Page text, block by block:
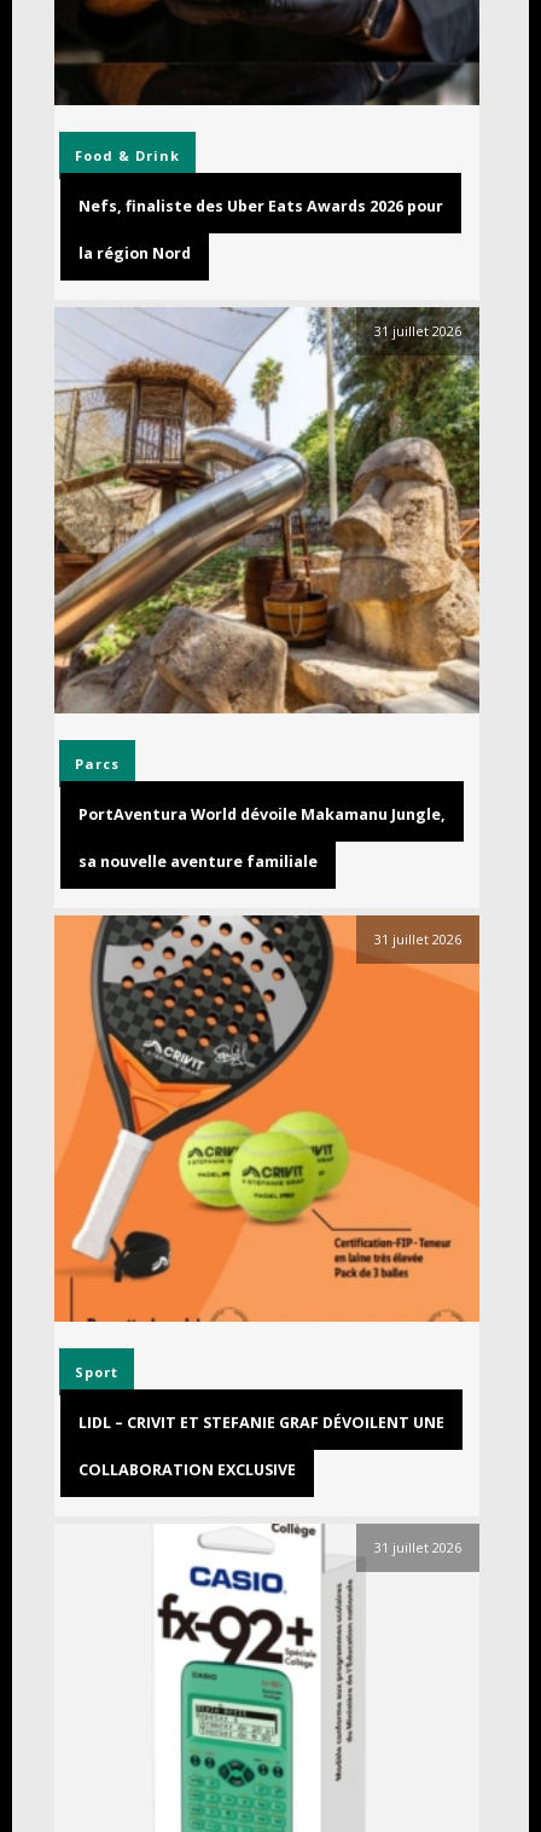
Food & Drink
Nefs, finaliste des Uber Eats Awards 2026 pour
la région Nord
31 juillet 2026
Parcs
PortAventura World dévoile Makamanu Jungle,
sa nouvelle aventure familiale
31 juillet 2026
Sport
LIDL – CRIVIT ET STEFANIE GRAF DÉVOILENT UNE
COLLABORATION EXCLUSIVE
31 juillet 2026